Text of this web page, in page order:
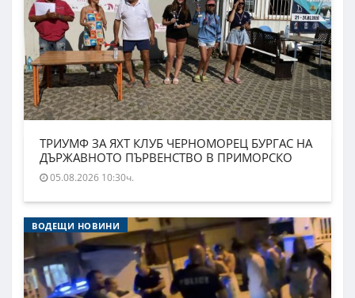
ТРИУМФ ЗА ЯХТ КЛУБ ЧЕРНОМОРЕЦ БУРГАС НА
ДЪРЖАВНОТО ПЪРВЕНСТВО В ПРИМОРСКО
05.08.2026 10:30ч.
ВОДЕЩИ НОВИНИ